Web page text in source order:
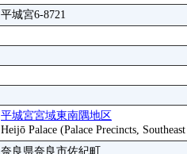
平城宮6-8721
平城宮宮域東南隅地区
Heijō Palace (Palace Precincts,
奈良県奈良市佐紀町